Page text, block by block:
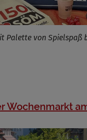
Palette von Spielspaß
Wochenmarkt